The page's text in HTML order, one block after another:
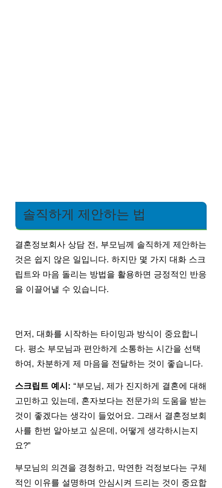
솔직하게 제안하는 법
결혼정보회사 상담 전, 부모님께 솔직하게 제안하는
것은 쉽지 않은 일입니다. 하지만 몇 가지 대화 스크
립트와 마음 돌리는 방법을 활용하면 긍정적인 반응
을 이끌어낼 수 있습니다.
먼저, 대화를 시작하는 타이밍과 방식이 중요합니
다. 평소 부모님과 편안하게 소통하는 시간을 선택
하여, 차분하게 제 마음을 전달하는 것이 좋습니다.
스크립트 예시: “부모님, 제가 진지하게 결혼에 대해
고민하고 있는데, 혼자보다는 전문가의 도움을 받는
것이 좋겠다는 생각이 들었어요. 그래서 결혼정보회
사를 한번 알아보고 싶은데, 어떻게 생각하시는지
요?”
부모님의 의견을 경청하고, 막연한 걱정보다는 구체
적인 이유를 설명하며 안심시켜 드리는 것이 중요합